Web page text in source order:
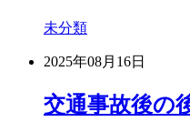
未分類
2025年08月16日
交通事故後の